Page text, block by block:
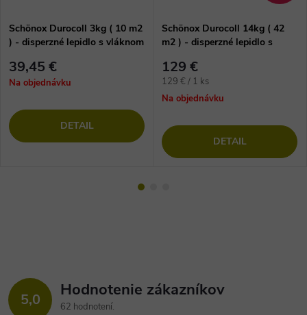
Schönox Durocoll 3kg ( 10 m2
) - disperzné lepidlo s vláknom
39,45 €
Na objednávku
DETAIL
Schönox Durocoll 14kg ( 42
m2 ) - disperzné lepidlo s
129 €
Jednotková
cena:
129 € / 1 ks
Na objednávku
DETAIL
5,0 Hodnotenie zákazníkov
62 hodnotení